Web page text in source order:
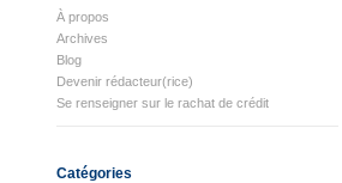
À propos
Archives
Blog
Devenir rédacteur(rice)
Se renseigner sur le rachat de crédit
Catégories